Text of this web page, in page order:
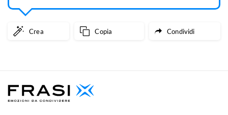
Crea Copia Condividi